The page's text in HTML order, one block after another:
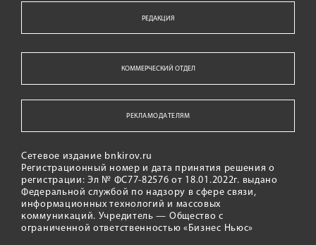
РЕДАКЦИЯ
КОММЕРЧЕСКИЙ ОТДЕЛ
РЕКЛАМОДАТЕЛЯМ
Сетевое издание bnkirov.ru
Регистрационный номер и дата принятия решения о
регистрации: Эл № ФС77-82576 от 18.01.2022г. выдано
Федеральной службой по надзору в сфере связи,
информационных технологий и массовых
коммуникаций. Учредитель — Общество с
ограниченной ответственностью «Бизнес Ньюс»